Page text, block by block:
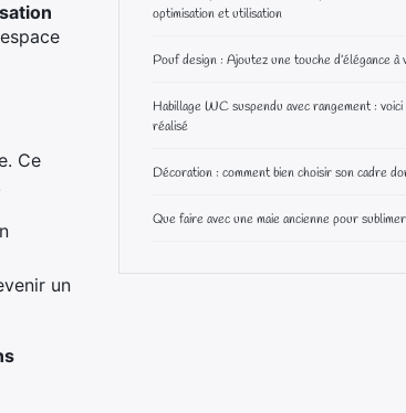
Ce
un
optimisation et utilisation
Pouf design : Ajoutez une touche d’élégance
Habillage WC suspendu avec rangement : voici
réalisé
Décoration : comment bien choisir son cadre
Que faire avec une maie ancienne pour